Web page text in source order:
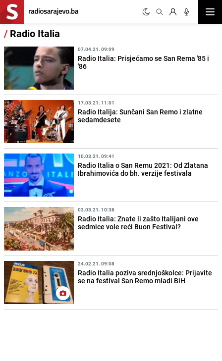
/ Radio Italia
07.04.21. 09:09
Radio Italia: Prisjećamo se San Rema '85 i
'86
17.03.21. 11:01
Radio Italija: Sunčani San Remo i zlatne
sedamdesete
10.03.21. 09:41
Radio Italia o San Remu 2021: Od Zlatana
Ibrahimovića do bh. verzije festivala
03.03.21. 10:38
Radio Italia: Znate li zašto Italijani ove
sedmice vole reći Buon Festival?
24.02.21. 09:08
Radio Italia poziva srednjoškolce: Prijavite
se na festival San Remo mladi BiH